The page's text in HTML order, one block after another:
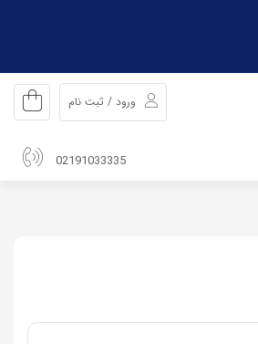
ورود / ثبت نام
02191033335